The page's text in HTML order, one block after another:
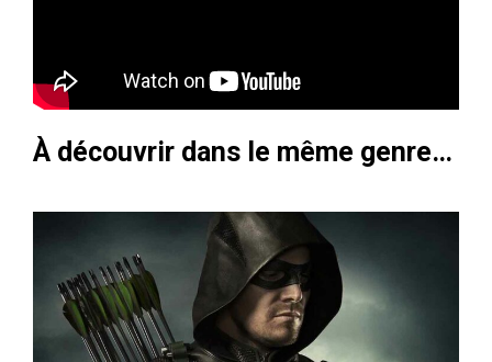
À découvrir dans le même genre…